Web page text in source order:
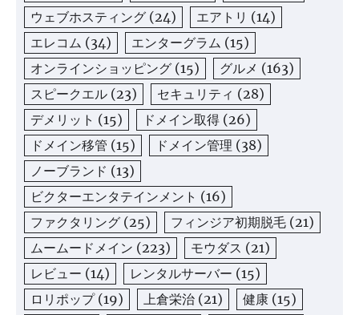
ウェブホスティング (24) エアトリ (14)
エレコム (34) エンターグラム (15)
オンラインショッピング (15) グルメ (163)
スピークエル (23) セキュリティ (28)
デメリット (15) ドメイン取得 (26)
ドメイン移管 (15) ドメイン管理 (38)
ノーブランド (13)
ビクターエンタテインメント (16)
ファクタリング (25) フィンジア初期脱毛 (21)
ムームードメイン (223) モウダス (21)
レビュー (14) レンタルサーバー (15)
ロリポップ(19) 上倉栄治 (21) 健康 (15)